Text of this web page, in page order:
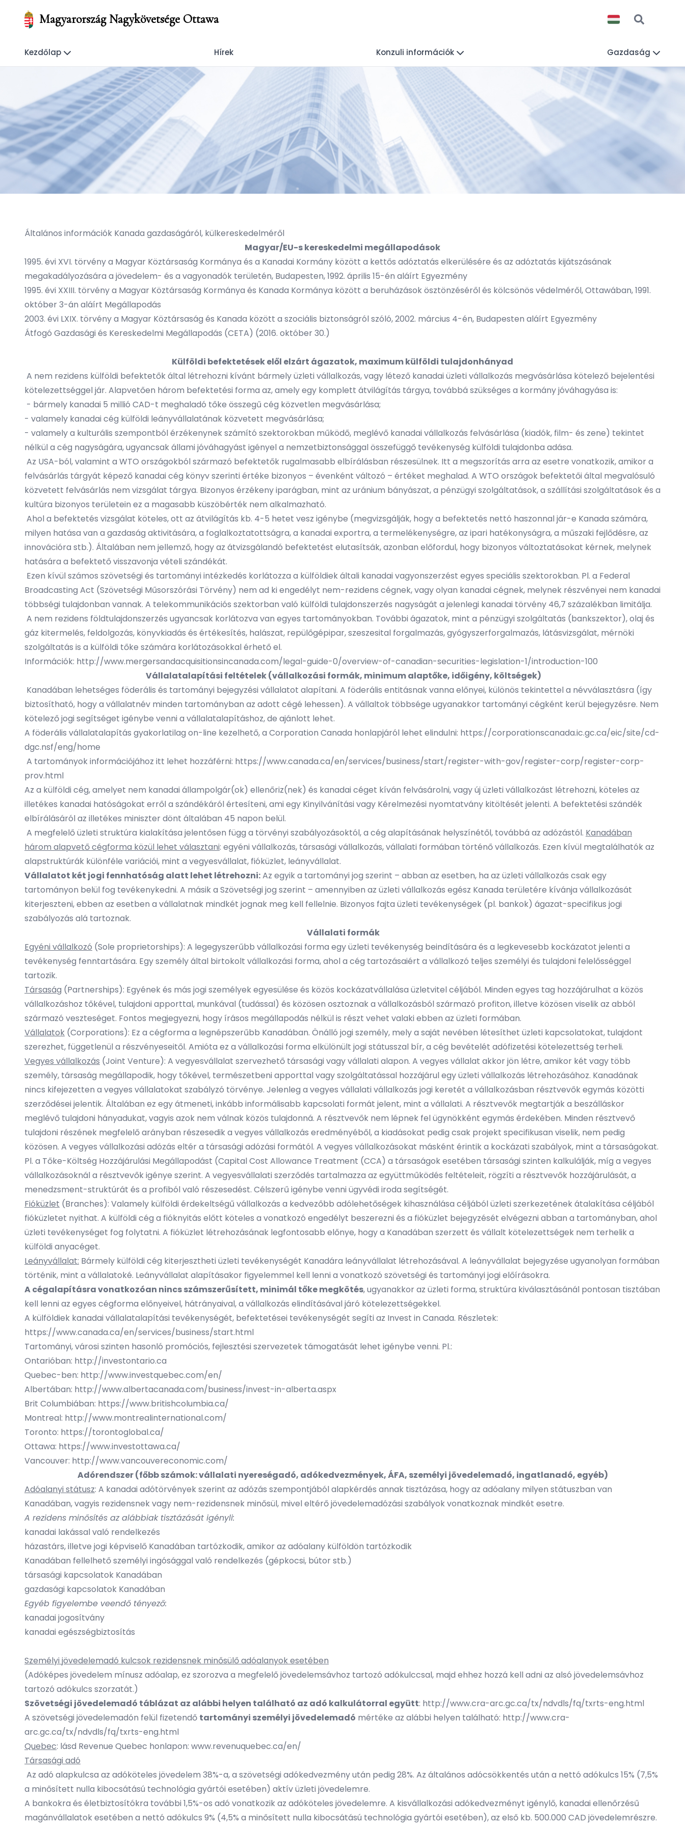
Magyarország Nagykövetsége Ottawa
Kezdőlap Hírek Konzuli információk Gazdaság
Általános információk Kanada gazdaságáról, külkereskedelméről
Magyar/EU-s kereskedelmi megállapodások
1995. évi XVI. törvény a Magyar Köztársaság Kormánya és a Kanadai Kormány között a kettős adóztatás elkerülésére és az adóztatás kijátszásának
megakadályozására a jövedelem- és a vagyonadók területén, Budapesten, 1992. április 15-én aláírt Egyezmény
1995. évi XXIII. törvény a Magyar Köztársaság Kormánya és Kanada Kormánya között a beruházások ösztönzéséről és kölcsönös védelméről, Ottawában, 1991.
október 3-án aláírt Megállapodás
2003. évi LXIX. törvény a Magyar Köztársaság és Kanada között a szociális biztonságról szóló, 2002. március 4-én, Budapesten aláírt Egyezmény
Átfogó Gazdasági és Kereskedelmi Megállapodás (CETA) (2016. október 30.)
Külföldi befektetések elől elzárt ágazatok, maximum külföldi tulajdonhányad
A nem rezidens külföldi befektetők által létrehozni kívánt bármely üzleti vállalkozás, vagy létező kanadai üzleti vállalkozás megvásárlása kötelező bejelentési
kötelezettséggel jár. Alapvetően három befektetési forma az, amely egy komplett átvilágítás tárgya, továbbá szükséges a kormány jóváhagyása is:
- bármely kanadai 5 millió CAD-t meghaladó tőke összegű cég közvetlen megvásárlása;
- valamely kanadai cég külföldi leányvállalatának közvetett megvásárlása;
- valamely a kulturális szempontból érzékenynek számító szektorokban működő, meglévő kanadai vállalkozás felvásárlása (kiadók, film- és zene) tekintet
nélkül a cég nagyságára, ugyancsak állami jóváhagyást igényel a nemzetbiztonsággal összefüggő tevékenység külföldi tulajdonba adása.
Az USA-ból, valamint a WTO országokból származó befektetők rugalmasabb elbírálásban részesülnek. Itt a megszorítás arra az esetre vonatkozik, amikor a
felvásárlás tárgyát képező kanadai cég könyv szerinti értéke bizonyos – évenként változó – értéket meghalad. A WTO országok befektetői által megvalósuló
közvetett felvásárlás nem vizsgálat tárgya. Bizonyos érzékeny iparágban, mint az uránium bányászat, a pénzügyi szolgáltatások, a szállítási szolgáltatások és a
kultúra bizonyos területein ez a magasabb küszöbérték nem alkalmazható.
Ahol a befektetés vizsgálat köteles, ott az átvilágítás kb. 4-5 hetet vesz igénybe (megvizsgálják, hogy a befektetés nettó haszonnal jár-e Kanada számára,
milyen hatása van a gazdaság aktivitására, a foglalkoztatottságra, a kanadai exportra, a termelékenységre, az ipari hatékonyságra, a műszaki fejlődésre, az
innovációra stb.). Általában nem jellemző, hogy az átvizsgálandó befektetést elutasítsák, azonban előfordul, hogy bizonyos változtatásokat kérnek, melynek
hatására a befektető visszavonja vételi szándékát.
Ezen kívül számos szövetségi és tartományi intézkedés korlátozza a külföldiek általi kanadai vagyonszerzést egyes speciális szektorokban. Pl. a Federal
Broadcasting Act (Szövetségi Műsorszórási Törvény) nem ad ki engedélyt nem-rezidens cégnek, vagy olyan kanadai cégnek, melynek részvényei nem kanadai
többségi tulajdonban vannak. A telekommunikációs szektorban való külföldi tulajdonszerzés nagyságát a jelenlegi kanadai törvény 46,7 százalékban limitálja.
A nem rezidens földtulajdonszerzés ugyancsak korlátozva van egyes tartományokban. További ágazatok, mint a pénzügyi szolgáltatás (bankszektor), olaj és
gáz kitermelés, feldolgozás, könyvkiadás és értékesítés, halászat, repülőgépipar, szeszesital forgalmazás, gyógyszerforgalmazás, látásvizsgálat, mérnöki
szolgáltatás is a külföldi tőke számára korlátozásokkal érhető el.
Információk: http://www.mergersandacquisitionsincanada.com/legal-guide-0/overview-of-canadian-securities-legislation-1/introduction-100
Vállalatalapítási feltételek (vállalkozási formák, minimum alaptőke, időigény, költségek)
Kanadában lehetséges föderális és tartományi bejegyzési vállalatot alapítani. A föderális entitásnak vanna előnyei, különös tekintettel a névválasztásra (így
biztosítható, hogy a vállalatnév minden tartományban az adott cégé lehessen). A vállaltok többsége ugyanakkor tartományi cégként kerül bejegyzésre. Nem
kötelező jogi segítséget igénybe venni a vállalatalapításhoz, de ajánlott lehet.
A föderális vállalatalapítás gyakorlatilag on-line kezelhető, a Corporation Canada honlapjáról lehet elindulni: https://corporationscanada.ic.gc.ca/eic/site/cd-
dgc.nsf/eng/home
A tartományok információjához itt lehet hozzáférni: https://www.canada.ca/en/services/business/start/register-with-gov/register-corp/register-corp-
prov.html
Az a külföldi cég, amelyet nem kanadai állampolgár(ok) ellenőriz(nek) és kanadai céget kíván felvásárolni, vagy új üzleti vállalkozást létrehozni, köteles az
illetékes kanadai hatóságokat erről a szándékáról értesíteni, ami egy Kinyilvánítási vagy Kérelmezési nyomtatvány kitöltését jelenti. A befektetési szándék
elbírálásáról az illetékes miniszter dönt általában 45 napon belül.
A megfelelő üzleti struktúra kialakítása jelentősen függ a törvényi szabályozásoktól, a cég alapításának helyszínétől, továbbá az adózástól. Kanadában
három alapvető cégforma közül lehet választani: egyéni vállalkozás, társasági vállalkozás, vállalati formában történő vállalkozás. Ezen kívül megtalálhatók az
alapstruktúrák különféle variációi, mint a vegyesvállalat, fióküzlet, leányvállalat.
Vállalatot két jogi fennhatóság alatt lehet létrehozni:Az egyik a tartományi jog szerint – abban az esetben, ha az üzleti vállalkozás csak egy
tartományon belül fog tevékenykedni. A másik a Szövetségi jog szerint – amennyiben az üzleti vállalkozás egész Kanada területére kívánja vállalkozását
kiterjeszteni, ebben az esetben a vállalatnak mindkét jognak meg kell fellelnie. Bizonyos fajta üzleti tevékenységek (pl. bankok) ágazat-specifikus jogi
szabályozás alá tartoznak.
Vállalati formák
Egyéni vállalkozó (Sole proprietorships): A legegyszerűbb vállalkozási forma egy üzleti tevékenység beindítására és a legkevesebb kockázatot jelenti a
tevékenység fenntartására. Egy személy által birtokolt vállalkozási forma, ahol a cég tartozásaiért a vállalkozó teljes személyi és tulajdoni felelősséggel
tartozik.
Társaság (Partnerships): Egyének és más jogi személyek egyesülése és közös kockázatvállalása üzletvitel céljából. Minden egyes tag hozzájárulhat a közös
vállalkozáshoz tőkével, tulajdoni apporttal, munkával (tudással) és közösen osztoznak a vállalkozásból származó profiton, illetve közösen viselik az abból
származó veszteséget. Fontos megjegyezni, hogy írásos megállapodás nélkül is részt vehet valaki ebben az üzleti formában.
Vállalatok (Corporations): Ez a cégforma a legnépszerűbb Kanadában. Önálló jogi személy, mely a saját nevében létesíthet üzleti kapcsolatokat, tulajdont
szerezhet, függetlenül a részvényeseitől. Amióta ez a vállalkozási forma elkülönült jogi státusszal bír, a cég bevételét adófizetési kötelezettség terheli.
Vegyes vállalkozás (Joint Venture): A vegyesvállalat szervezhető társasági vagy vállalati alapon. A vegyes vállalat akkor jön létre, amikor két vagy több
személy, társaság megállapodik, hogy tőkével, természetbeni apporttal vagy szolgáltatással hozzájárul egy üzleti vállalkozás létrehozásához. Kanadának
nincs kifejezetten a vegyes vállalatokat szabályzó törvénye. Jelenleg a vegyes vállalati vállalkozás jogi keretét a vállalkozásban résztvevők egymás közötti
szerződései jelentik. Általában ez egy átmeneti, inkább informálisabb kapcsolati formát jelent, mint a vállalati. A résztvevők megtartják a beszálláskor
meglévő tulajdoni hányadukat, vagyis azok nem válnak közös tulajdonná. A résztvevők nem lépnek fel ügynökként egymás érdekében. Minden résztvevő
tulajdoni részének megfelelő arányban részesedik a vegyes vállalkozás eredményéből, a kiadásokat pedig csak projekt specifikusan viselik, nem pedig
közösen. A vegyes vállalkozási adózás eltér a társasági adózási formától. A vegyes vállalkozásokat másként érintik a kockázati szabályok, mint a társaságokat.
Pl. a Tőke-Költség Hozzájárulási Megállapodást (Capital Cost Allowance Treatment (CCA) a társaságok esetében társasági szinten kalkulálják, míg a vegyes
vállalkozásoknál a résztvevők igénye szerint. A vegyesvállalati szerződés tartalmazza az együttműködés feltételeit, rögzíti a résztvevők hozzájárulását, a
menedzsment-struktúrát és a profiból való részesedést. Célszerű igénybe venni ügyvédi iroda segítségét.
Fióküzlet (Branches): Valamely külföldi érdekeltségű vállalkozás a kedvezőbb adólehetőségek kihasználása céljából üzleti szerkezetének átalakítása céljából
fióküzletet nyithat. A külföldi cég a fióknyitás előtt köteles a vonatkozó engedélyt beszerezni és a fióküzlet bejegyzését elvégezni abban a tartományban, ahol
üzleti tevékenységet fog folytatni. A fióküzlet létrehozásának legfontosabb előnye, hogy a Kanadában szerzett és vállalt kötelezettségek nem terhelik a
külföldi anyacéget.
Leányvállalat: Bármely külföldi cég kiterjesztheti üzleti tevékenységét Kanadára leányvállalat létrehozásával. A leányvállalat bejegyzése ugyanolyan formában
történik, mint a vállalatoké. Leányvállalat alapításakor figyelemmel kell lenni a vonatkozó szövetségi és tartományi jogi előírásokra.
A cégalapításra vonatkozóan nincs számszerűsített, minimál tőke megkötés, ugyanakkor az üzleti forma, struktúra kiválasztásánál pontosan tisztában
kell lenni az egyes cégforma előnyeivel, hátrányaival, a vállalkozás elindításával járó kötelezettségekkel.
A külföldiek kanadai vállalatalapítási tevékenységét, befektetései tevékenységét segíti az Invest in Canada. Részletek:
https://www.canada.ca/en/services/business/start.html
Tartományi, városi szinten hasonló promóciós, fejlesztési szervezetek támogatását lehet igénybe venni. Pl.:
Ontarióban: http://investontario.ca
Quebec-ben: http://www.investquebec.com/en/
Albertában: http://www.albertacanada.com/business/invest-in-alberta.aspx
Brit Columbiában: https://www.britishcolumbia.ca/
Montreal: http://www.montrealinternational.com/
Toronto: https://torontoglobal.ca/
Ottawa: https://www.investottawa.ca/
Vancouver: http://www.vancouvereconomic.com/
Adórendszer (főbb számok: vállalati nyereségadó, adókedvezmények, ÁFA, személyi jövedelemadó, ingatlanadó, egyéb)
Adóalanyi státusz: A kanadai adótörvények szerint az adózás szempontjából alapkérdés annak tisztázása, hogy az adóalany milyen státuszban van
Kanadában, vagyis rezidensnek vagy nem-rezidensnek minősül, mivel eltérő jövedelemadózási szabályok vonatkoznak mindkét esetre.
A rezidens minősítés az alábbiak tisztázását igényli:
kanadai lakással való rendelkezés
házastárs, illetve jogi képviselő Kanadában tartózkodik, amikor az adóalany külföldön tartózkodik
Kanadában fellelhető személyi ingósággal való rendelkezés (gépkocsi, bútor stb.)
társasági kapcsolatok Kanadában
gazdasági kapcsolatok Kanadában
Egyéb figyelembe veendő tényező:
kanadai jogosítvány
kanadai egészségbiztosítás
Személyi jövedelemadó kulcsok rezidensnek minősülő adóalanyok esetében
(Adóképes jövedelem mínusz adóalap, ez szorozva a megfelelő jövedelemsávhoz tartozó adókulccsal, majd ehhez hozzá kell adni az alsó jövedelemsávhoz
tartozó adókulcs szorzatát.)
Szövetségi jövedelemadó táblázat az alábbi helyen található az adó kalkulátorral együtt: http://www.cra-arc.gc.ca/tx/ndvdls/fq/txrts-eng.html
A szövetségi jövedelemadón felül fizetendő tartományi személyi jövedelemadó mértéke az alábbi helyen található: http://www.cra-
arc.gc.ca/tx/ndvdls/fq/txrts-eng.html
Quebec: lásd Revenue Quebec honlapon: www.revenuquebec.ca/en/
Társasági adó
Az adó alapkulcsa az adóköteles jövedelem 38%-a, a szövetségi adókedvezmény után pedig 28%. Az általános adócsökkentés után a nettó adókulcs 15% (7,5%
a minősített nulla kibocsátású technológia gyártói esetében) aktív üzleti jövedelemre.
A bankokra és életbiztosítókra további 1,5%-os adó vonatkozik az adóköteles jövedelemre. A kisvállalkozási adókedvezményt igénylő, kanadai ellenőrzésű
magánvállalatok esetében a nettó adókulcs 9% (4,5% a minősített nulla kibocsátású technológia gyártói esetében), az első kb. 500.000 CAD jövedelemrészre.